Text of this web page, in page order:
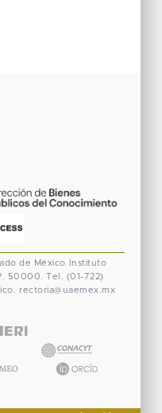
de México
Instituto
50000. Tel. (01-722)
rectoria@uaemex.mx